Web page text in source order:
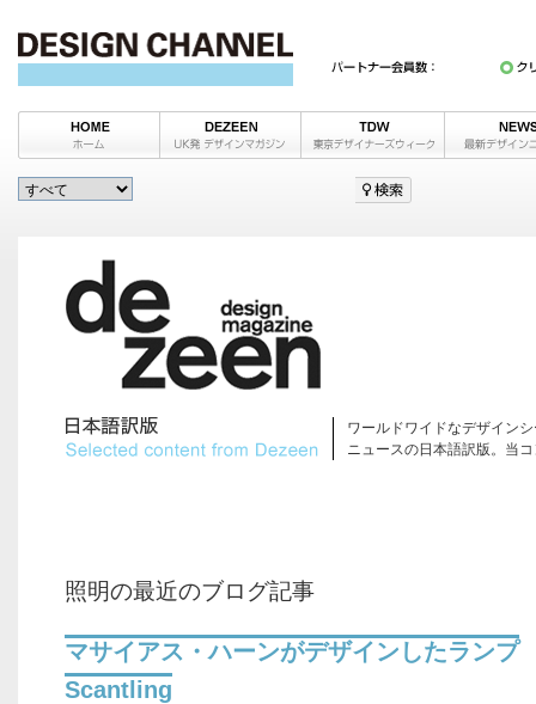
ワールドワイドなデザイン
ニュースの日本語訳版。当
照明の最近のブログ記事
マサイアス・ハーンがデザインしたランプ
Scantling